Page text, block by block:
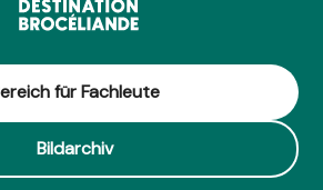
Heleuc
Gâtés
für Fachleute
Bildarchiv